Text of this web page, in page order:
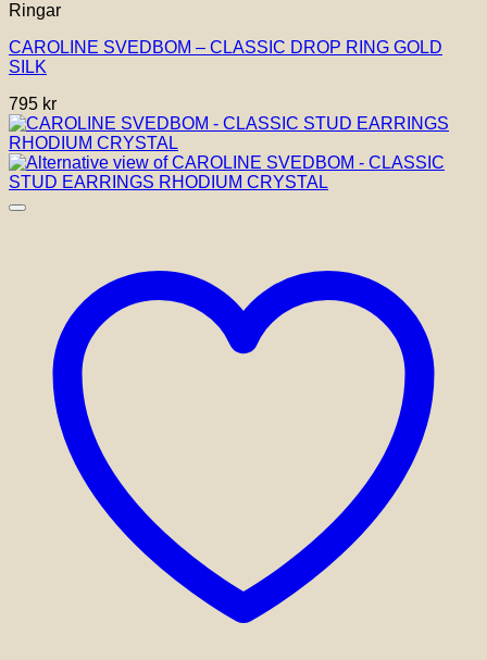
Ringar
CAROLINE SVEDBOM – CLASSIC DROP RING GOLD
SILK
795 kr